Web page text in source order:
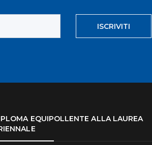
ISCRIVITI
EQUIPOLLENTE ALLA LAUREA